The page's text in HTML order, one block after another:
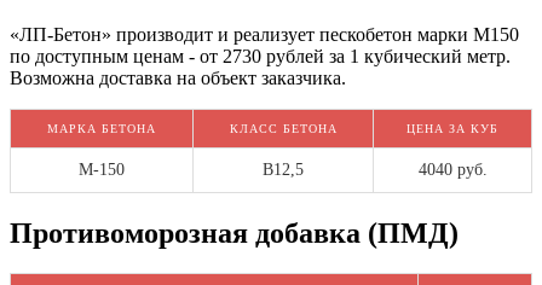
«ЛП-Бетон» производит и реализует пескобетон марки М150
по доступным ценам - от 2730 рублей за 1 кубический метр.
Возможна доставка на объект заказчика.
МАРКА БЕТОНА КЛАСС БЕТОНА ЦЕНА ЗА КУБ
М-150 В12,5 4040 руб.
Противоморозная добавка (ПМД)